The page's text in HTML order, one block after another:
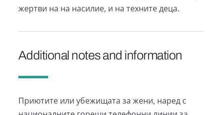
жертви на на насилие, и на техните деца.
Additional notes and information
Приютите или убежищата за жени, наред с